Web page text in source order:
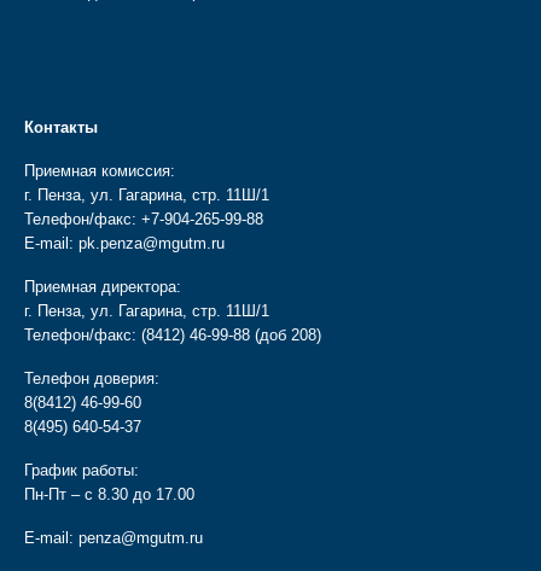
Контакты
Приемная комиссия:
г. Пенза, ул. Гагарина, стр. 11Ш/1
Телефон/факс: +7-904-265-99-88
E-mail: pk.penza@mgutm.ru
Приемная директора:
г. Пенза, ул. Гагарина, стр. 11Ш/1
Телефон/факс: (8412) 46-99-88 (доб 208)
Телефон доверия:
8(8412) 46-99-60
8(495) 640-54-37
График работы:
Пн-Пт – с 8.30 до 17.00
E-mail: penza@mgutm.ru